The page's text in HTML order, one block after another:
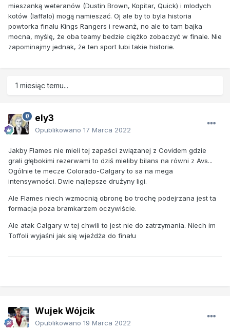
mieszanką weteranów (Dustin Brown, Kopitar, Quick) i mlodych
kotów (Iaffalo) mogą namieszać. Oj ale by to byla historia
powtorka finalu Kings Rangers i rewanż, no ale to tam bajka
mocna, myślę, że oba teamy bedzie ciężko zobaczyć w finale. Nie
zapominajmy jednak, że ten sport lubi takie historie.
1 miesiąc temu...
ely3
Opublikowano 17 Marca 2022
Jakby Flames nie mieli tej zapaści związanej z Covidem gdzie
grali głębokimi rezerwami to dziś mieliby bilans na równi z Avs...
Ogólnie te mecze Colorado-Calgary to sa na mega
intensywności. Dwie najlepsze drużyny ligi.
Ale Flames niech wzmocnią obronę bo trochę podejrzana jest ta
formacja poza bramkarzem oczywiście.
Ale atak Calgary w tej chwili to jest nie do zatrzymania. Niech im
Toffoli wyjaśni jak się wjeźdża do finału
Wujek Wójcik
Opublikowano 19 Marca 2022